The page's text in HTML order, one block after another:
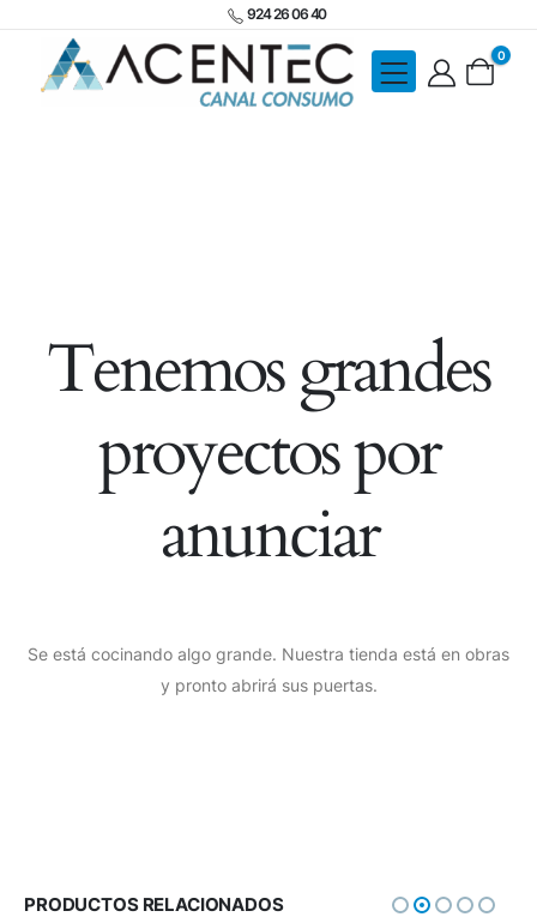
924 26 06 40
0
Tenemos grandes
proyectos por
anunciar
Se está cocinando algo grande. Nuestra tienda está en obras
y pronto abrirá sus puertas.
PRODUCTOS RELACIONADOS